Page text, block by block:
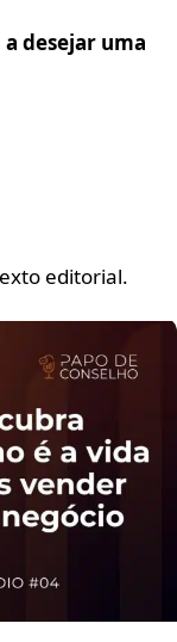
desejar uma
editorial.